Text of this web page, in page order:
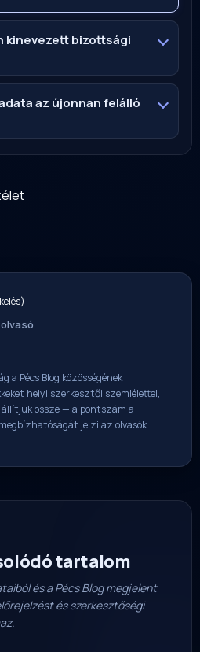
kinevezett bizottsági
az újonnan felálló
a Pécs Blog közösségének
helyi szerkesztői szemlélettel,
össze — a pontszám a
jelzi az olvasók
tartalom
és a Pécs Blog megjelent
és szerkesztőségi